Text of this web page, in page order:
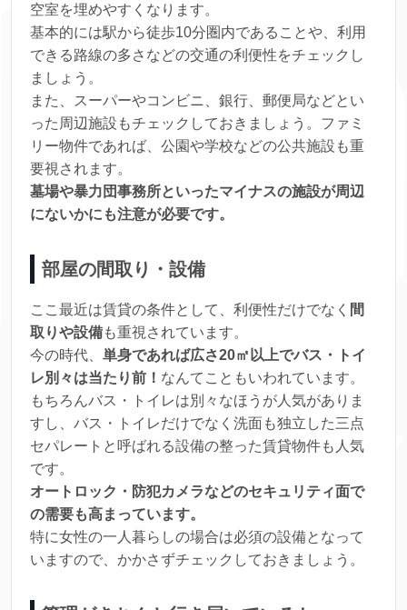
空室を埋めやすくなります。
基本的には駅から徒歩10分圏内であることや、利用
できる路線の多さなどの交通の利便性をチェックし
ましょう。
また、スーパーやコンビニ、銀行、郵便局などとい
った周辺施設もチェックしておきましょう。ファミ
リー物件であれば、公園や学校などの公共施設も重
要視されます。
墓場や暴力団事務所といったマイナスの施設が周辺
にないかにも注意が必要です。
部屋の間取り・設備
ここ最近は賃貸の条件として、利便性だけでなく 間
取りや設備も重視されています。
今の時代、 単身であれば広さ20㎡以上でバス・トイ
レ別々は当たり前！ なんてこともいわれています。
もちろんバス・トイレは別々なほうが人気がありま
すし、バス・トイレだけでなく洗面も独立した三点
セパレートと呼ばれる設備の整った賃貸物件も人気
です。
オートロック・防犯カメラなどのセキュリティ面で
の需要も高まっています。
特に女性の一人暮らしの場合は必須の設備となって
いますので、かかさずチェックしておきましょう。